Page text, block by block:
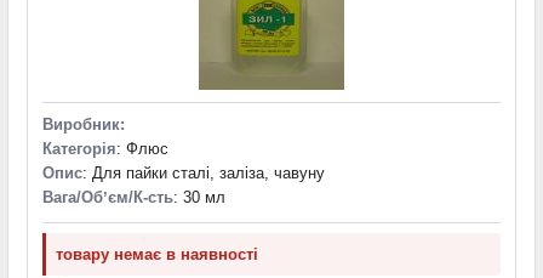
Виробник:
Категорія: Флюс
Опис: Для пайки сталі, заліза, чавуну
Вага/Обʼєм/К-сть: 30 мл
товару немає в наявності